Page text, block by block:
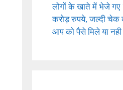
लोगों के खाते में भेजे गए
करोड़ रुपये, जल्दी चेक
आप को पैसे मिले या नही